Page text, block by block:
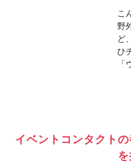
こ
野
ど
ひ
イベントコンタクト